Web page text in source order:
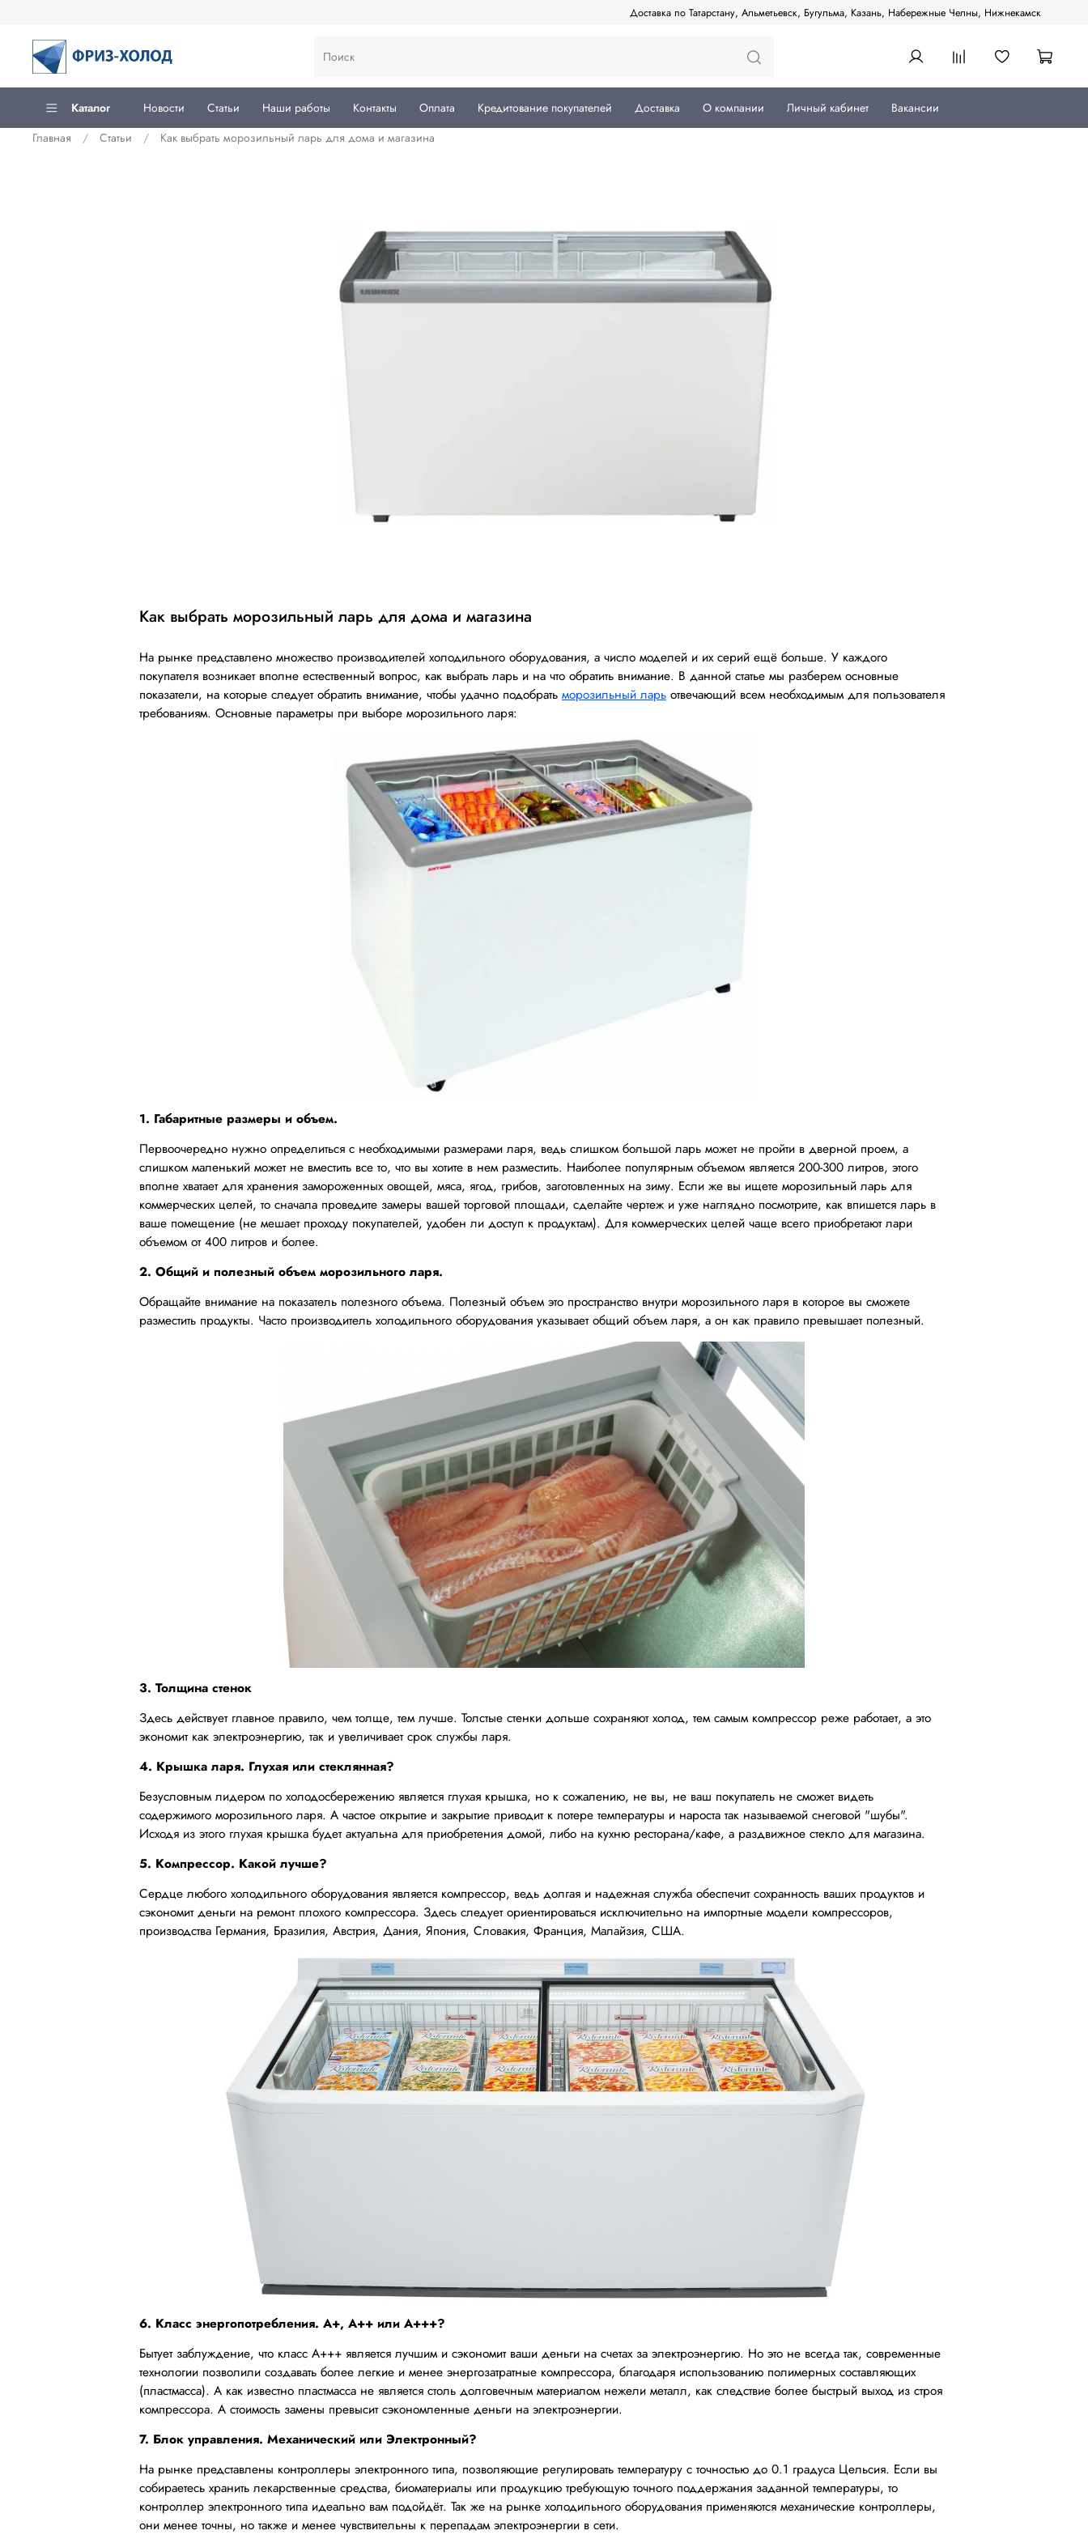
Доставка по Татарстану, Альметьевск, Бугульма, Казань, Набережные Челны, Нижнекамск
Каталог Новости Статьи Наши работы Контакты Оплата Кредитование покупателей Доставка О компании Личный кабинет
Вакансии
Главная
Статьи Как выбрать морозильный ларь для дома и магазина
Как выбрать морозильный ларь для дома и магазина
На рынке представлено множество производителей холодильного оборудования, а число моделей и их серий ещё больше. У каждого
покупателя возникает вполне естественный вопрос, как выбрать ларь и на что обратить внимание. В данной статье мы разберем основные
показатели, на которые следует обратить внимание, чтобы удачно подобрать морозильный ларь отвечающий всем необходимым для пользователя
требованиям. Основные параметры при выборе морозильного ларя:
1. Габаритные размеры и объем.
Первоочередно нужно определиться с необходимыми размерами ларя, ведь слишком большой ларь может не пройти в дверной проем, а
слишком маленький может не вместить все то, что вы хотите в нем разместить. Наиболее популярным объемом является 200-300 литров, этого
вполне хватает для хранения замороженных овощей, мяса, ягод, грибов, заготовленных на зиму. Если же вы ищете морозильный ларь для
коммерческих целей, то сначала проведите замеры вашей торговой площади, сделайте чертеж и уже наглядно посмотрите, как впишется ларь в
ваше помещение (не мешает проходу покупателей, удобен ли доступ к продуктам). Для коммерческих целей чаще всего приобретают лари
объемом от 400 литров и более.
2. Общий и полезный объем морозильного ларя.
Обращайте внимание на показатель полезного объема. Полезный объем это пространство внутри морозильного ларя в которое вы сможете
разместить продукты. Часто производитель холодильного оборудования указывает общий объем ларя, а он как правило превышает полезный.
3. Толщина стенок
Здесь действует главное правило, чем толще, тем лучше. Толстые стенки дольше сохраняют холод, тем самым компрессор реже работает, а это
экономит как электроэнергию, так и увеличивает срок службы ларя.
4. Крышка ларя. Глухая или стеклянная?
Безусловным лидером по холодосбережению является глухая крышка, но к сожалению, не вы, не ваш покупатель не сможет видеть
содержимого морозильного ларя. А частое открытие и закрытие приводит к потере температуры и нароста так называемой снеговой "шубы".
Исходя из этого глухая крышка будет актуальна для приобретения домой, либо на кухню ресторана/кафе, а раздвижное стекло для магазина.
5. Компрессор. Какой лучше?
Сердце любого холодильного оборудования является компрессор, ведь долгая и надежная служба обеспечит сохранность ваших продуктов и
сэкономит деньги на ремонт плохого компрессора. Здесь следует ориентироваться исключительно на импортные модели компрессоров,
производства Германия, Бразилия, Австрия, Дания, Япония, Словакия, Франция, Малайзия, США.
6. Класс энергопотребления. А+, А++ или А+++?
Бытует заблуждение, что класс А+++ является лучшим и сэкономит ваши деньги на счетах за электроэнергию. Но это не всегда так, современные
технологии позволили создавать более легкие и менее энергозатратные компрессора, благодаря использованию полимерных составляющих
(пластмасса). А как известно пластмасса не является столь долговечным материалом нежели металл, как следствие более быстрый выход из строя
компрессора. А стоимость замены превысит сэкономленные деньги на электроэнергии.
7. Блок управления. Механический или Электронный?
На рынке представлены контроллеры электронного типа, позволяющие регулировать температуру с точностью до 0.1 градуса Цельсия. Если вы
собираетесь хранить лекарственные средства, биоматериалы или продукцию требующую точного поддержания заданной температуры, то
контроллер электронного типа идеально вам подойдёт. Так же на рынке холодильного оборудования применяются механические контроллеры,
они менее точны, но также и менее чувствительны к перепадам электроэнергии в сети.